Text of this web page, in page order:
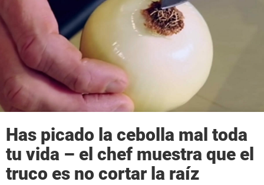
Has picado la cebolla mal toda
tu vida – el chef muestra que el
truco es no cortar la raíz